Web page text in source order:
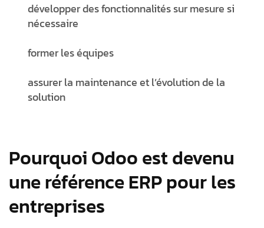
développer des fonctionnalités sur mesure si
nécessaire
former les équipes
assurer la maintenance et l’évolution de la
solution
Pourquoi Odoo est devenu
une référence ERP pour les
entreprises